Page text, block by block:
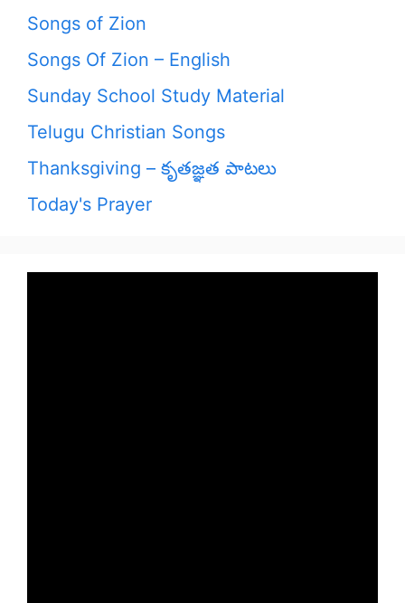
Songs of Zion
Songs Of Zion – English
Sunday School Study Material
Telugu Christian Songs
Thanksgiving – కృతజ్ఞత పాటలు
Today's Prayer